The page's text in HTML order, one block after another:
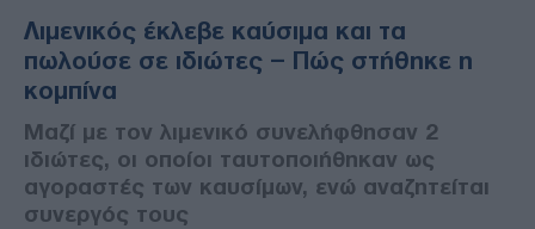
Λιμενικός έκλεβε καύσιμα και τα
πωλούσε σε ιδιώτες – Πώς στήθηκε η
κομπίνα
Μαζί με τον λιμενικό συνελήφθησαν 2
ιδιώτες, οι οποίοι ταυτοποιήθηκαν ως
αγοραστές των καυσίμων, ενώ αναζητείται
συνεργός τους